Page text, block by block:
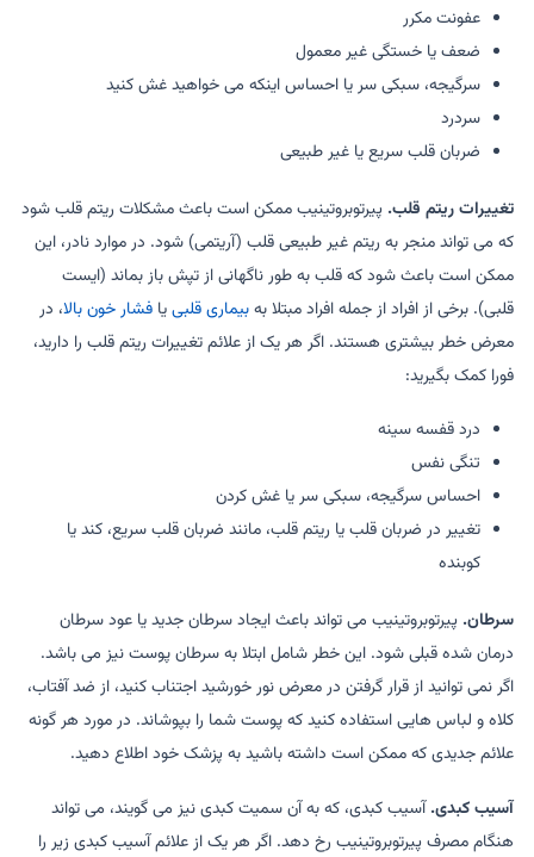
عفونت مکرر
ضعف یا خستگی غیر معمول
سرگیجه، سبکی سر یا احساس اینکه می خواهید غش کنید
سردرد
ضربان قلب سریع یا غیر طبیعی
تغییرات ریتم قلب. پیرتوبروتینیب ممکن است باعث مشکلات ریتم قلب شود
که می تواند منجر به ریتم غیر طبیعی قلب (آریتمی) شود. در موارد نادر، این
ممکن است باعث شود که قلب به طور ناگهانی از تپش باز بماند (ایست
قلبی). برخی از افراد از جمله افراد مبتلا بهبیماری قلبییافشار خون بالا، در
معرض خطر بیشتری هستند. اگر هر یک از علائم تغییرات ریتم قلب را دارید،
فورا کمک بگیرید:
درد قفسه سینه
تنگی نفس
احساس سرگیجه، سبکی سر یا غش کردن
تغییر در ضربان قلب یا ریتم قلب، مانند ضربان قلب سریع، کند یا
کوبنده
سرطان. پیرتوبروتینیب می تواند باعث ایجاد سرطان جدید یا عود سرطان
درمان شده قبلی شود. این خطر شامل ابتلا به سرطان پوست نیز می باشد.
اگر نمی توانید از قرار گرفتن در معرض نور خورشید اجتناب کنید، از ضد آفتاب،
کلاه و لباس هایی استفاده کنید که پوست شما را بپوشاند. در مورد هر گونه
علائم جدیدی که ممکن است داشته باشید به پزشک خود اطلاع دهید.
آسیب کبدی.آسیب کبدی، که به آن سمیت کبدی نیز می گویند، می تواند
هنگام مصرف پیرتوبروتینیب رخ دهد. اگر هر یک از علائم آسیب کبدی زیر را